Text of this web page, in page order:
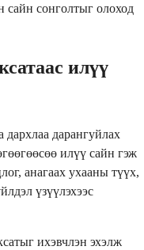
сайн сонголтыг олоход
илүү
дархлаа дарангуйлах
илүү сайн гэж
анагаах ухааны түүх,
үзүүлэхээс
ихэвчлэн эхэлж